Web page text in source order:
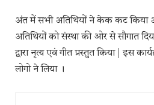
अंत में सभी अतिथियों ने केक कट किया और
अतिथियों को संस्था की ओर से सौगात
द्वारा नृत्य एवं गीत प्रस्तुत किया | इस
लोगो ने लिया ।